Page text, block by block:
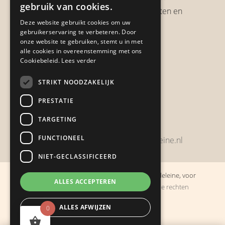
Verzendbeleid, verzendkosten en
verzendtijden
Heb je een klacht?
Zwijnsbergenstraat 154
bestelling@boulevarddelamadeleine.nl
Boulevard de la Madeleine, voor
cadeaus die je stiekem liever zelf houdt· Alle rechten
voorbehouden
Ontwikkeling door
Probu
0
gebruik van cookies.
Deze website gebruikt cookies om uw
gebruikerservaring te verbeteren. Door
onze website te gebruiken, stemt u in met
alle cookies in overeenstemming met ons
Cookiebeleid. Lees verder
STRIKT NOODZAKELIJK
PRESTATIE
TARGETING
FUNCTIONEEL
NIET-GECLASSIFICEERD
ALLES ACCEPTEREN
ALLES AFWIJZEN